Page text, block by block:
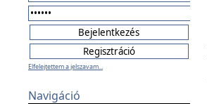
Elfelejtettem a jelszavam...
Navigáció